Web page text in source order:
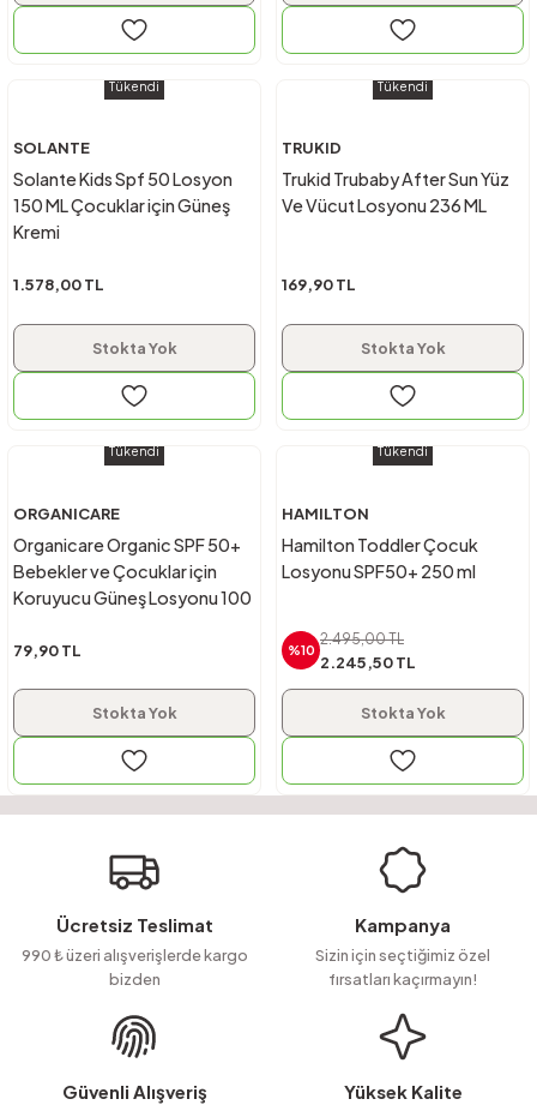
Tükendi
SOLANTE
Solante Kids Spf 50 Losyon
150 ML Çocuklar için Güneş
Kremi
1.578,00 TL
Stokta Yok
Tükendi
TRUKID
Trukid Trubaby After Sun Yüz
Ve Vücut Losyonu 236 ML
169,90 TL
Stokta Yok
Tükendi
ORGANICARE
Organicare Organic SPF 50+
Bebekler ve Çocuklar için
Koruyucu Güneş Losyonu 100
79,90 TL
Stokta Yok
Tükendi
HAMILTON
Hamilton Toddler Çocuk
Losyonu SPF50+ 250 ml
%10
2.495,00 TL
2.245,50 TL
Stokta Yok
Ücretsiz Teslimat
990 ₺ üzeri alışverişlerde kargo
bizden
Kampanya
Sizin için seçtiğimiz özel
fırsatları kaçırmayın!
Güvenli Alışveriş Yüksek Kalite